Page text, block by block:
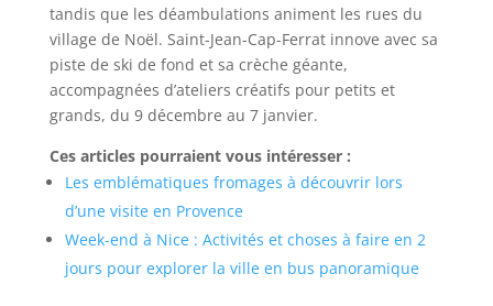
tandis que les déambulations animent les rues du
village de Noël. Saint-Jean-Cap-Ferrat innove avec sa
piste de ski de fond et sa crèche géante,
accompagnées d’ateliers créatifs pour petits et
grands, du 9 décembre au 7 janvier.
Ces articles pourraient vous intéresser :
Les emblématiques fromages à découvrir lors
d’une visite en Provence
Week-end à Nice : Activités et choses à faire en 2
jours pour explorer la ville en bus panoramique